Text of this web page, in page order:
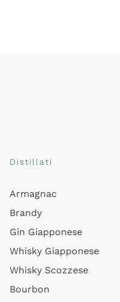
Distillati
Armagnac
Brandy
Gin Giapponese
Whisky Giapponese
Whisky Scozzese
Bourbon